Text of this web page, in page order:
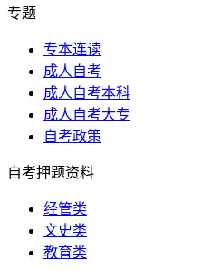
专题
专本连读
成人自考
成人自考本科
成人自考大专
自考政策
自考押题资料
经管类
文史类
教育类